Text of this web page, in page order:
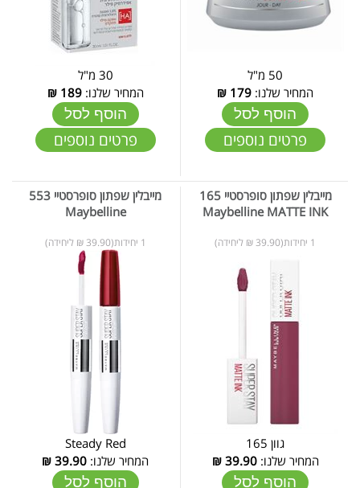
50 מ"ל
המחיר שלנו: 179
₪
הוסף לסל
פרטים נוספים
30 מ"ל
המחיר שלנו:189
₪
הוסף לסל
פרטים נוספים
מייבלין שפתון סופרסטיי 165
Maybelline MATTE INK
1 יחידות(39.90 ₪ ליחידה)
גוון 165
המחיר שלנו:39.90
₪
הוסף לסל
מייבלין שפתון סופרסטיי 553
Maybelline
1 יחידות(39.90 ₪ ליחידה)
Steady Red
המחיר שלנו: 39.90
₪
הוסף לסל